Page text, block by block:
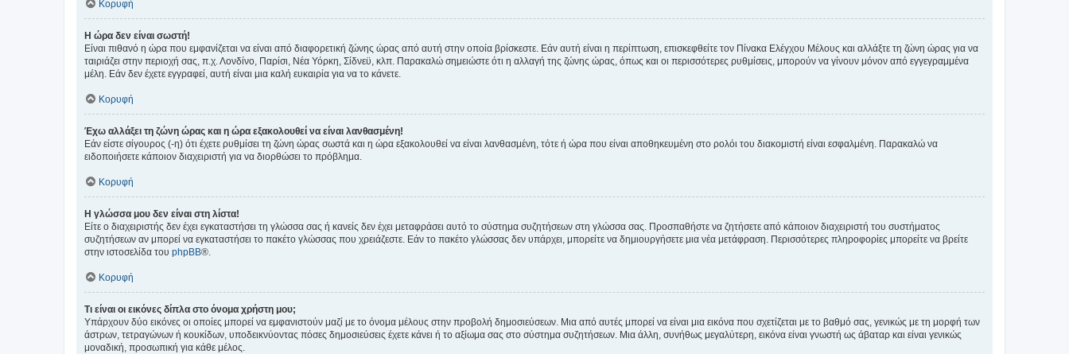
Κορυφή
Η ώρα δεν είναι σωστή!
Είναι πιθανό η ώρα που εμφανίζεται να είναι από διαφορετική ζώνης ώρας από αυτή στην οποία βρίσκεστε. Εάν αυτή είναι η περίπτωση, επισκεφθείτε τον Πίνακα Ελέγχου Μέλους και αλλάξτε τη ζώνη ώρας για να
ταιριάζει στην περιοχή σας, π.χ. Λονδίνο, Παρίσι, Νέα Υόρκη, Σίδνεϋ, κλπ. Παρακαλώ σημειώστε ότι η αλλαγή της ζώνης ώρας, όπως και οι περισσότερες ρυθμίσεις, μπορούν να γίνουν μόνον από εγγεγραμμένα
μέλη. Εάν δεν έχετε εγγραφεί, αυτή είναι μια καλή ευκαιρία για να το κάνετε.
Κορυφή
Έχω αλλάξει τη ζώνη ώρας και η ώρα εξακολουθεί να είναι λανθασμένη!
Εάν είστε σίγουρος (-η) ότι έχετε ρυθμίσει τη ζώνη ώρας σωστά και η ώρα εξακολουθεί να είναι λανθασμένη, τότε ή ώρα που είναι αποθηκευμένη στο ρολόι του διακομιστή είναι εσφαλμένη. Παρακαλώ να
ειδοποιήσετε κάποιον διαχειριστή για να διορθώσει το πρόβλημα.
Κορυφή
Η γλώσσα μου δεν είναι στη λίστα!
Είτε ο διαχειριστής δεν έχει εγκαταστήσει τη γλώσσα σας ή κανείς δεν έχει μεταφράσει αυτό το σύστημα συζητήσεων στη γλώσσα σας. Προσπαθήστε να ζητήσετε από κάποιον διαχειριστή του συστήματος
συζητήσεων αν μπορεί να εγκαταστήσει το πακέτο γλώσσας που χρειάζεστε. Εάν το πακέτο γλώσσας δεν υπάρχει, μπορείτε να δημιουργήσετε μια νέα μετάφραση. Περισσότερες πληροφορίες μπορείτε να βρείτε
στην ιστοσελίδα του phpBB®.
Κορυφή
Τι είναι οι εικόνες δίπλα στο όνομα χρήστη μου;
Υπάρχουν δύο εικόνες οι οποίες μπορεί να εμφανιστούν μαζί με το όνομα μέλους στην προβολή δημοσιεύσεων. Μια από αυτές μπορεί να είναι μια εικόνα που σχετίζεται με το βαθμό σας, γενικώς με τη μορφή των
άστρων, τετραγώνων ή κουκίδων, υποδεικνύοντας πόσες δημοσιεύσεις έχετε κάνει ή το αξίωμα σας στο σύστημα συζητήσεων. Μια άλλη, συνήθως μεγαλύτερη, εικόνα είναι γνωστή ως άβαταρ και είναι γενικώς
μοναδική, προσωπική για κάθε μέλος.